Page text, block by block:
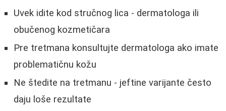
Uvek idite kod stručnog lica - dermatologa ili
obučenog kozmetičara
Pre tretmana konsultujte dermatologa ako imate
problematičnu kožu
Ne štedite na tretmanu - jeftine varijante često
daju loše rezultate